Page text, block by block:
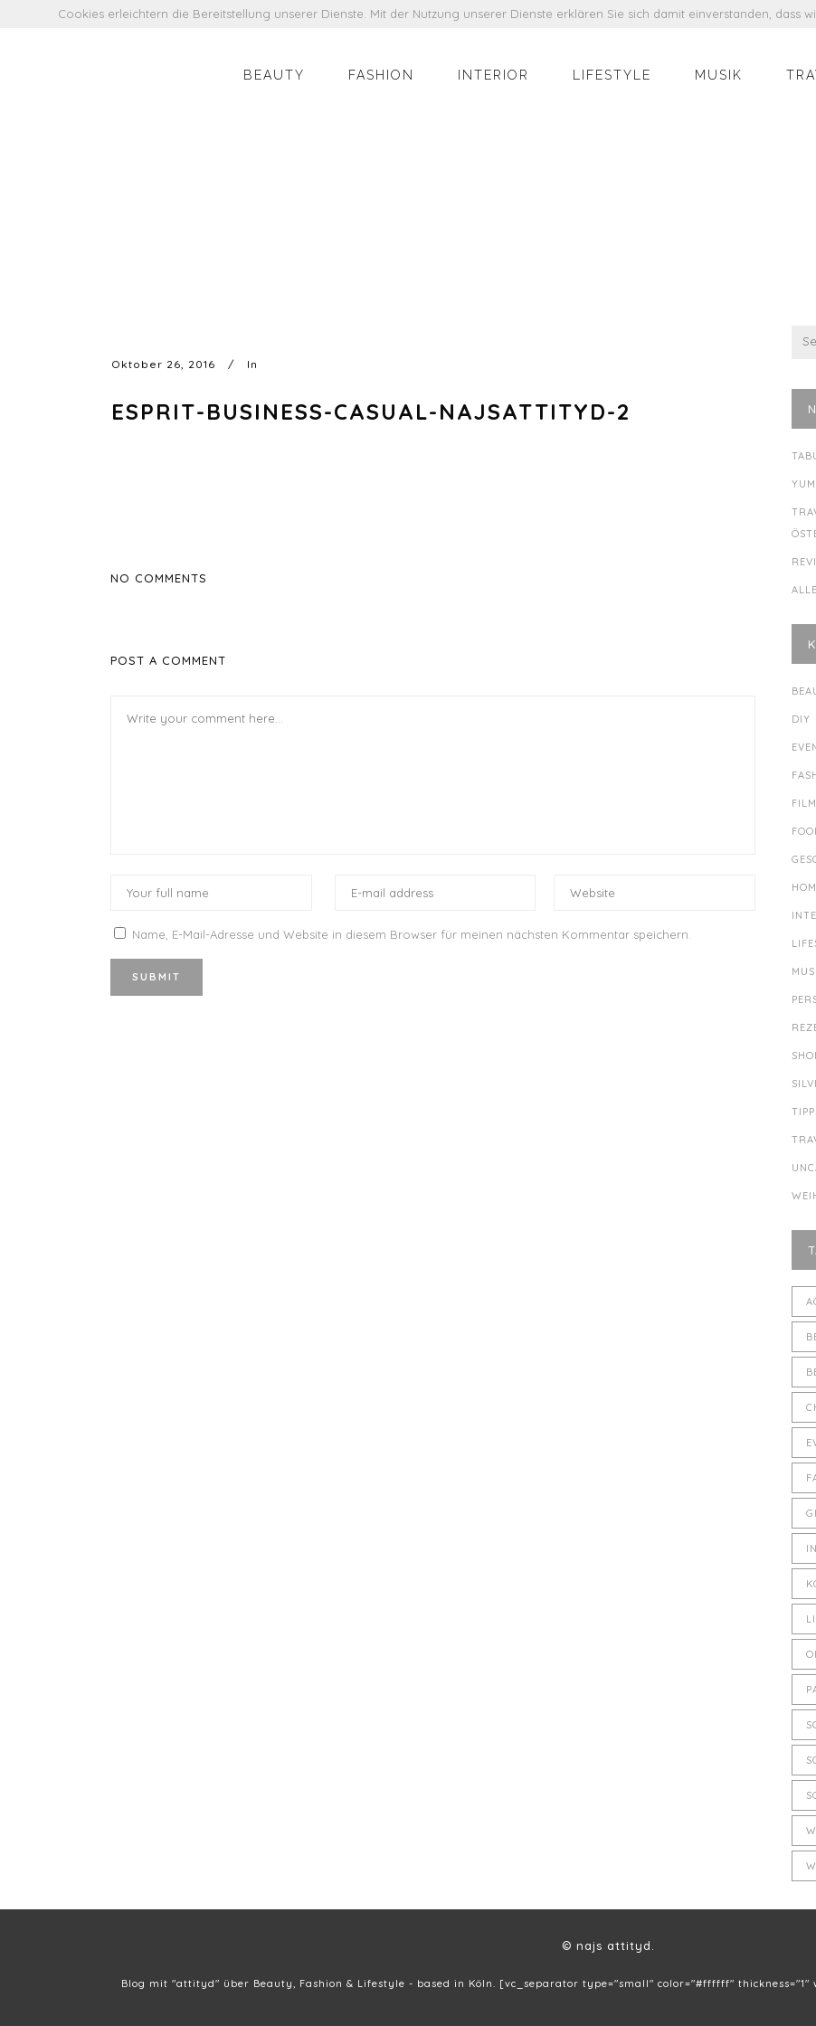
BEAUTY FASHION INTERIOR LIFESTYLE MUSIK
Oktober 26, 2016 In
ESPRIT-BUSINESS-CASUAL-NAJSATTITYD-2
NO COMMENTS
POST A COMMENT
Name, E-Mail-Adresse und Website in diesem Browser für meinen nächsten Kommentar speichern.
DIY
FILM
© najs attityd.
Blog mit "attityd" über Beauty, Fashion & Lifestyle - based in Köln. [vc_separator type="small" color="#ffffff" thickness="1"
Cookies erleichtern die Bereitstellung unserer Dienste. Mit der Nutzung unserer Dienste erklären Sie sich damit einverstanden, dass